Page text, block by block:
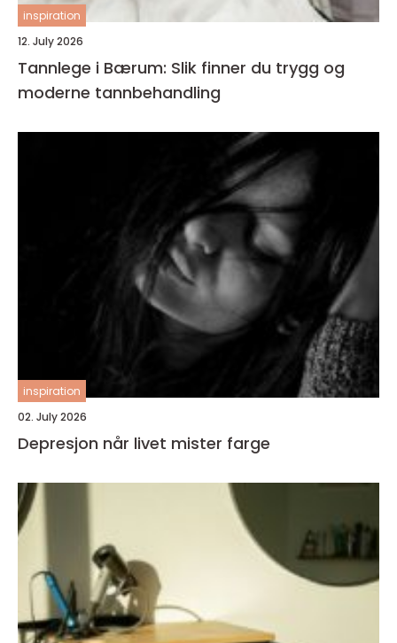
inspiration
12. July 2026
Tannlege i Bærum: Slik finner du trygg og
moderne tannbehandling
inspiration
02. July 2026
Depresjon når livet mister farge